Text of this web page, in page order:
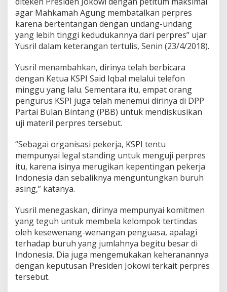
agar Mahkamah Agung membatalkan perpres
karena bertentangan dengan undang-undang
yang lebih tinggi kedudukannya dari perpres” ujar
Yusril dalam keterangan tertulis, Senin (23/4/2018).
Yusril menambahkan, dirinya telah berbicara
dengan Ketua KSPI Said Iqbal melalui telefon
minggu yang lalu. Sementara itu, empat orang
pengurus KSPI juga telah menemui dirinya di DPP
Partai Bulan Bintang (PBB) untuk mendiskusikan
uji materil perpres tersebut.
“Sebagai organisasi pekerja, KSPI tentu
mempunyai legal standing untuk menguji perpres
itu, karena isinya merugikan kepentingan pekerja
Indonesia dan sebaliknya menguntungkan buruh
asing,” katanya.
Yusril menegaskan, dirinya mempunyai komitmen
yang teguh untuk membela kelompok tertindas
oleh kesewenang-wenangan penguasa, apalagi
terhadap buruh yang jumlahnya begitu besar di
Indonesia. Dia juga mengemukakan keheranannya
dengan keputusan Presiden Jokowi terkait perpres
tersebut.